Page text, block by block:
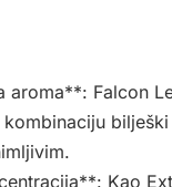
aroma**: Falcon
kombinaciju
Kao